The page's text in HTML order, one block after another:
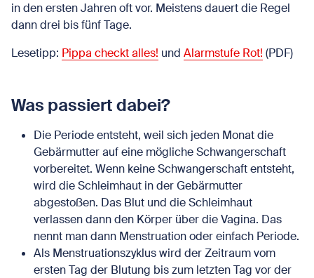
in den ersten Jahren oft vor. Meistens dauert die Regel
dann drei bis fünf Tage.
Lesetipp: Pippa checkt alles! und Alarmstufe Rot! (PDF)
Was passiert dabei?
Die Periode entsteht, weil sich jeden Monat die
Gebärmutter auf eine mögliche Schwangerschaft
vorbereitet. Wenn keine Schwangerschaft entsteht,
wird die Schleimhaut in der Gebärmutter
abgestoßen. Das Blut und die Schleimhaut
verlassen dann den Körper über die Vagina. Das
nennt man dann Menstruation oder einfach Periode.
Als Menstruationszyklus wird der Zeitraum vom
ersten Tag der Blutung bis zum letzten Tag vor der